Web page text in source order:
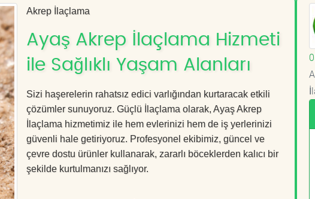
Akrep İlaçlama
Ayaş Akrep İlaçlama Hizmeti
ile Sağlıklı Yaşam Alanları
Sizi haşerelerin rahatsız edici varlığından kurtaracak etkili
çözümler sunuyoruz. Güçlü İlaçlama olarak, Ayaş Akrep
İlaçlama hizmetimiz ile hem evlerinizi hem de iş yerlerinizi
güvenli hale getiriyoruz. Profesyonel ekibimiz, güncel ve
çevre dostu ürünler kullanarak, zararlı böceklerden kalıcı bir
şekilde kurtulmanızı sağlıyor.